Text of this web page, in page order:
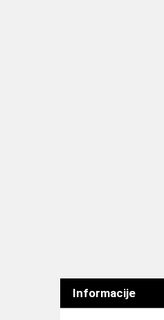
Informacije